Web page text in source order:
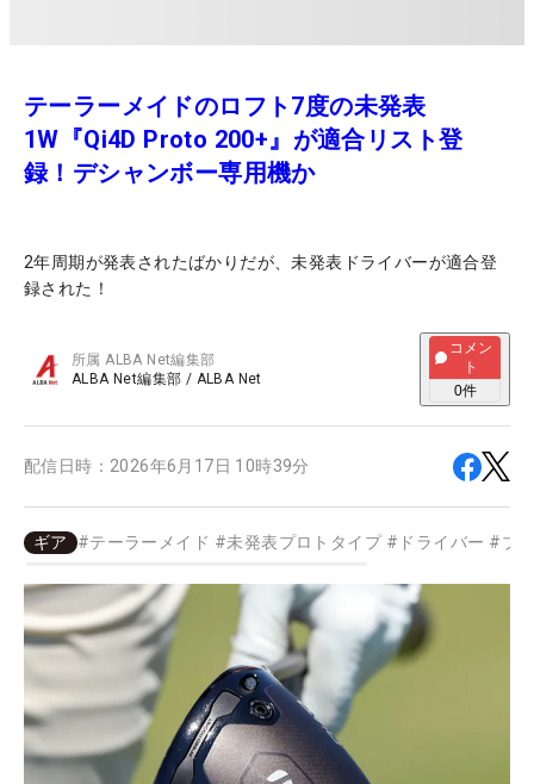
テーラーメイドのロフト7度の未発表
1W『Qi4D Proto 200+』が適合リスト登
録！デシャンボー専用機か
2年周期が発表されたばかりだが、未発表ドライバーが適合登
録された！
所属ALBA Net編集部
ALBA Net編集部 / ALBA Net
コメン
ト
0件
配信日時： 2026年6月17日 10時39分
ギア #テーラーメイド #未発表プロトタイプ # ドライバー #ブ